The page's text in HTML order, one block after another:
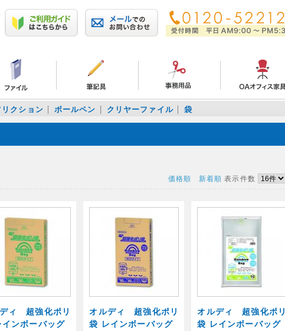
リクション ボールペン クリヤーファイル 袋
価格順 新着順 表示件数
ィ 超強化ポリ
インボーバッグ
オルディ 超強化ポリ
袋 レインボーバッグ
オルディ 超強化ポリ
袋 レインボーバッグ